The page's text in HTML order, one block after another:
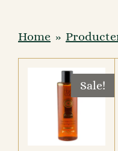
Home »
Sale!